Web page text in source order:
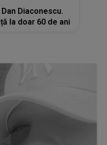
Diaconescu.
la doar 60 de ani